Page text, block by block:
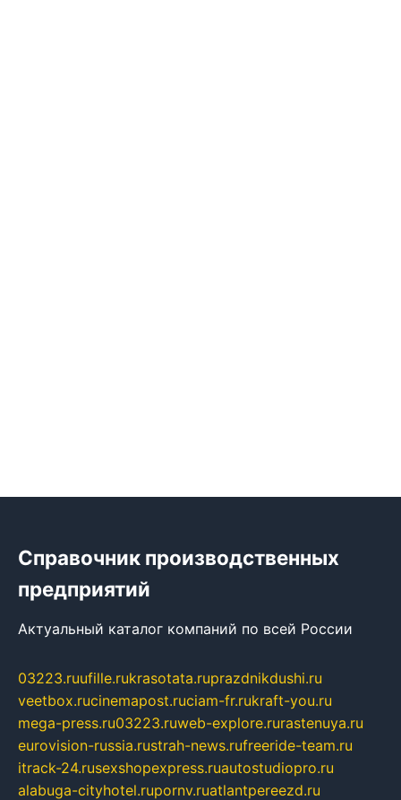
Справочник производственных
предприятий
Актуальный каталог компаний по всей России
03223.ruufille.rukrasotata.ruprazdnikdushi.ru
veetbox.rucinemapost.ruciam-fr.rukraft-you.ru
mega-press.ru03223.ruweb-explore.rurastenuya.ru
eurovision-russia.rustrah-news.rufreeride-team.ru
itrack-24.rusexshopexpress.ruautostudiopro.ru
alabuga-cityhotel.rupornv.ruatlantpereezd.ru